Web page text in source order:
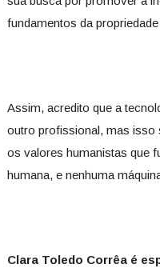
fundamentos da
Assim, acredito que a
outro profissional, mas
os valores humanistas que
humana, e nenhuma
Clara Toledo Corrêa é